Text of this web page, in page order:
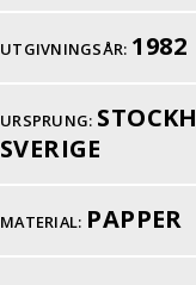
UTGIVNINGSÅR: 1982
URSPRUNG:
SVERIGE
MATERIAL: PAPPER